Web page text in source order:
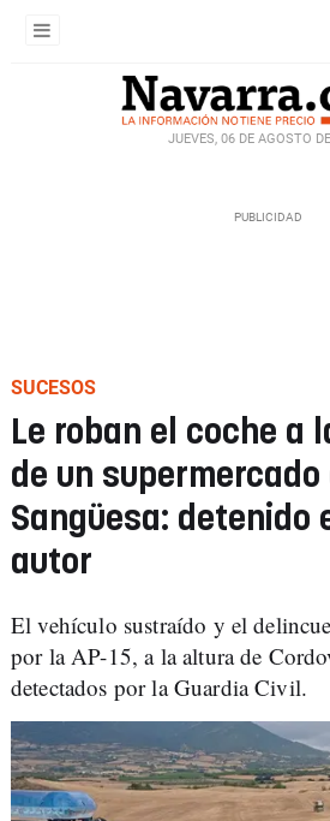
JUEVES, 06 DE AGOSTO
SUCESOS
Le roban el coche a
de un supermercado
Sangüesa: detenido
autor
El vehículo sustraído y el
por la AP-15, a la altura de
detectados por la Guardia Civil.